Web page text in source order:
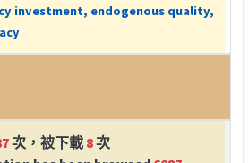
investment, endogenous quality,
次，被下載 8次